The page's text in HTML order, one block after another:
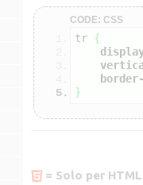
CODE: CSS
tr {
}
= Solo per